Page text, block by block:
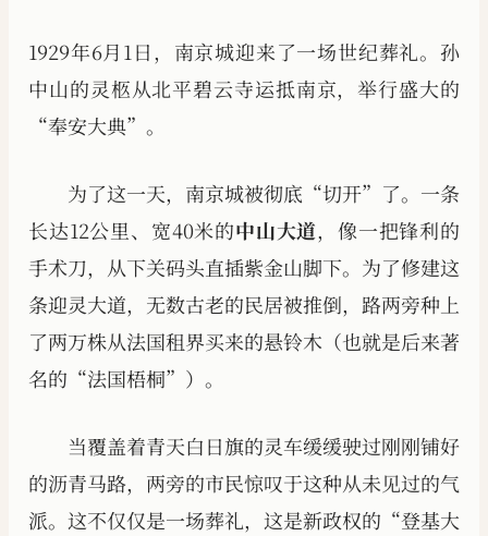
1929年6月1日，南京城迎来了一场世纪葬礼。孙
中山的灵柩从北平碧云寺运抵南京，举行盛大的
“奉安大典”。
为了这一天，南京城被彻底“切开”了。一条
长达12公里、宽40米的中山大道，像一把锋利的
手术刀，从下关码头直插紫金山脚下。为了修建这
条迎灵大道，无数古老的民居被推倒，路两旁种上
了两万株从法国租界买来的悬铃木（也就是后来著
名的“法国梧桐”）。
当覆盖着青天白日旗的灵车缓缓驶过刚刚铺好
的沥青马路，两旁的市民惊叹于这种从未见过的气
派。这不仅仅是一场葬礼，这是新政权的“登基大